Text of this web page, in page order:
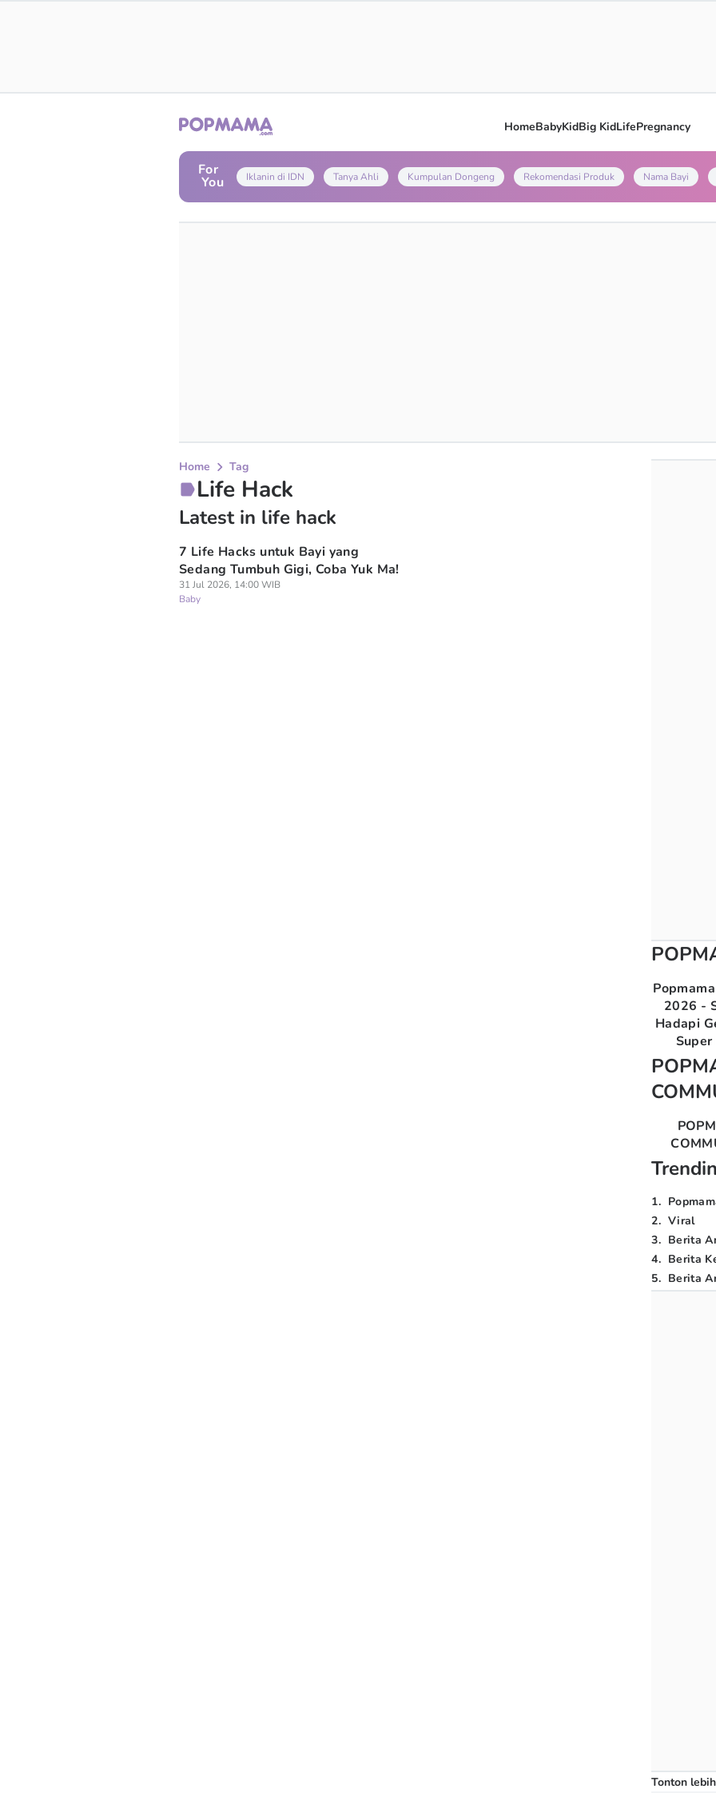
HomeBabyKidBig KidLifePregnancy
For
You Iklanin di IDN Tanya Ahli Kumpulan Dongeng Rekomendasi Produk Nama Bayi
Home Tag
Life Hack
Latest in life hack
7 Life Hacks untuk Bayi yang
Sedang Tumbuh Gigi, Coba Yuk Ma!
31 Jul 2026, 14:00 WIB
Baby
2026 -
Hadapi
1.
2. Viral
3. Berita
4. Berita
5. Berita
Tonton